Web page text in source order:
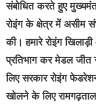
संबोधित करते हुए
रोइंग के क्षेत्र में असीम
की। हमारे रोइंग
प्रतिभाग कर मेडल
लिए सरकार रोइंग
खोलने के लिए रामगढ़ताल